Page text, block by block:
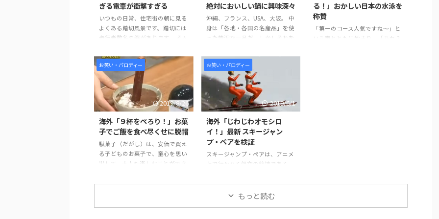
ぎる電車が衝撃すぎる
いつもの日常、住宅街の朝に見る
よくある踏切風景です。踏切には
歩行者数名の姿があります。 そん
の警戒音の中、電車が駆け抜ける
姿がいつもと少し違い、大変おも
しろい状況になっていました。 そ
んな「短すぎる電車」について世
界からは、おもしろいなどのコメ
ントがよせられていました。 引用
https://www.youtube.com/watch
?v=c_trHR0PDP4 世界の反応 小さ
い頃お父さんに見せられたやつ
だ。 懐かしいなーｗｗ ガレージ
に入りそうなサイズだな。 こん
絶対においしい鍋に興味深々
沖縄、フランス、USA、大阪。 中
身は「各地・各国の名産品」を使
った贅沢な一品だ。しかしそれを
か。 おでんは煮れば煮るほど、味
が染みておいしいものです。しか
し、パンをコーラで煮ると不思議
なことに鍋は鍋でも「おでん」の
様子に近づくのです。味はともか
くとして、発想としてはオモシロ
各地・各国の名産品を使った「絶
対においしい鍋」に海外からは、
辛口のコメントが寄せられていま
した。
https://www.youtube.com/watch
る！」おかしい日本の水泳を
称賛
「第一のコース人気ですね～」と
いう声とともに始まり、「あれ？
? ...
お笑い・パロディー
2019/8/26
海外「９杯をぺろり！」お菓
子でご飯を食べ尽くせに脱帽
駄菓子（だがし）は、安価で買え
る子どものお菓子で、童心を思い
出して、大人も楽しむことができ
もらって初めて買い物をする場、
お笑い・パロディー
2019/6/1
海外「じわじわオモシロ
イ！」最新 スキージャン
プ・ペアを検証
スキージャンプ・ペアは、アニメ
上で行われる架空の競技である。
わせた演技を行うのが特徴だ。
これは、「真島 理一郎」が製作
もっと読む